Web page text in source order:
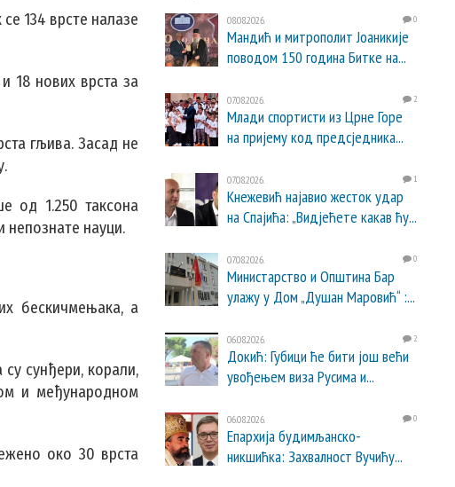
134 врсте налазе
18 нових врста за
гљива. Засад не
од 1.250 таксона
непознате науци.
бескичмењака, а
сунђери, корали,
и међународном
око 30 врста
08.08.2026. 0
Мандић и митрополит Јоаникије
поводом 150 година Битке на...
07.08.2026. 2
Млади спортисти из Црне Горе
на пријему код предсједника...
07.08.2026. 1
Кнежевић најавио жесток удар
на Спајића: „Видјећете какав ћу...
07.08.2026. 0
Министарство и Општина Бар
улажу у Дом „Душан Маровић“ :...
06.08.2026. 2
Докић: Губици ће бити још већи
увођењем виза Русима и...
06.08.2026. 0
Епархија будимљанско-
никшићка: Захвалност Вучићу...